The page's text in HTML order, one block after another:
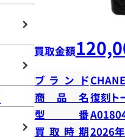
買取金額
ブランド
商品名復刻ト
型番
買取時期2026